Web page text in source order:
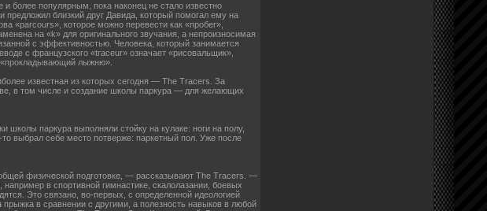
и более популярным, пока наконец не стало известно
близкий друг Давида, который помогал ему на
«parcours», которое можно перевести как «пробег»,
на «k» для оригинального звучания, а непроизносимая
с эффективностью. Человека, который занимается
с французского «traceur» означает «рисовальщик»,
«прокладывающий лыжню».
известная из которых сегодня — The Tracers. За
в том числе и создание школы паркура — для желающих
школы паркура выполняли стойку на кулаке: ноги на полу,
то выбрал себе место потверже: паркетный пол. Уже после
физической подготовке, — рассказывают The Tracers. —
в спортивной гимнастике, скалолазании, боевых
Это связано, во-первых, с определенной идеологией
прыжка в сравнении с другими, а полезность навыков в любой